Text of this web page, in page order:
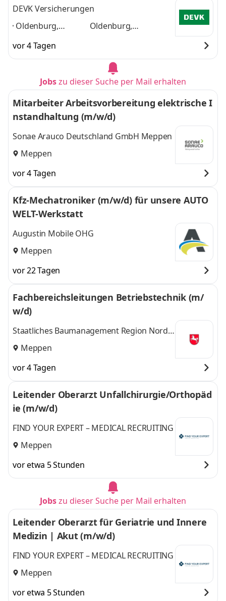
DEVK Versicherungen
Oldenburg,
Bramsche, Aurich,
Spelle, Leer,
Delmenhorst,
Varel,
Wildeshausen
Oldenburg,
Spelle, Leer, Meppen,
Delmenhorst, Varel,
Wildeshausenund 7
weitere
vor 4 Tagen
Jobszu dieser Suche per Mail erhalten
Mitarbeiter Arbeitsvorbereitung elektrische I
nstandhaltung (m/w/d)
Sonae Arauco Deutschland GmbH Meppen
Meppen
vor 4 Tagen
Kfz-Mechatroniker (m/w/d) für unsere AUTO
WELT-Werkstatt
Augustin Mobile OHG
Meppen
vor 22 Tagen
Fachbereichsleitungen Betriebstechnik (m/
w/d)
Staatliches Baumanagement Region Nord-
WestMeppen
vor 4 Tagen
Leitender Oberarzt Unfallchirurgie/Orthopäd
ie (m/w/d)
FIND YOUR EXPERT – MEDICAL RECRUITING
Meppen
vor etwa 5 Stunden
Jobszu dieser Suche per Mail erhalten
Leitender Oberarzt für Geriatrie und Innere
Medizin | Akut (m/w/d)
FIND YOUR EXPERT – MEDICAL RECRUITING
Meppen
vor etwa 5 Stunden